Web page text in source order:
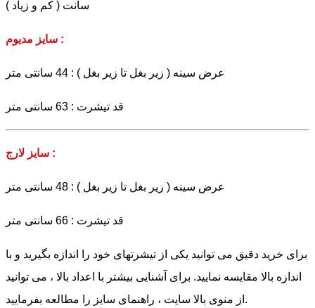
سانت ( کم و زیاد )
سایز مدیوم :
عرض سینه ( زیر بغل تا زیر بغل ) : 44 سانتی متر
قد تیشرت : 63 سانتی متر
سایز لارج :
عرض سینه ( زیر بغل تا زیر بغل ) : 48 سانتی متر
قد تیشرت : 66 سانتی متر
برای خرید دقیق می توانید یکی از تیشرتهای خود را اندازه بگیرید و با
اندازه بالا مقایسه نمایید. برای آشنایی بیشتر با اعداد بالا ، می توانید
از منوی بالا سایت ، راهنمای سایز را مطالعه بفرمایید.